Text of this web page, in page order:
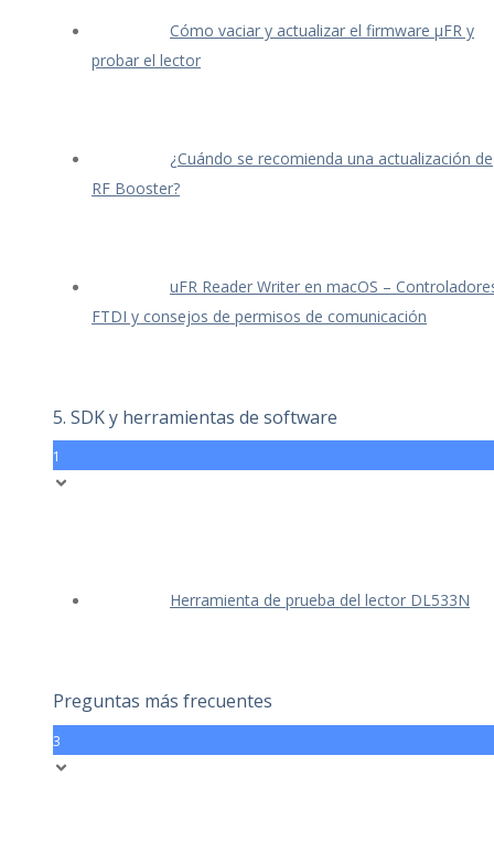
Cómo vaciar y actualizar el firmware μFR y
probar el lector
¿Cuándo se recomienda una actualización de
RF Booster?
uFR Reader Writer en macOS –
FTDI y consejos de permisos de comunicación
5. SDK y herramientas de software
1
Herramienta de prueba del lector DL533N
Preguntas más frecuentes
3